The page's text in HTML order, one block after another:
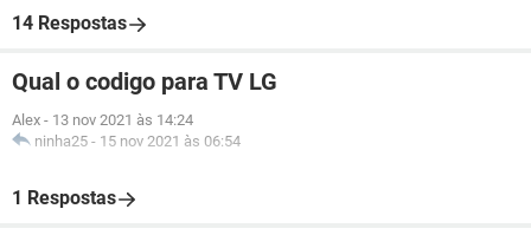
14 Respostas
Qual o codigo para TV LG
Alex - 13 nov 2021 às 14:24
ninha25 - 15 nov 2021 às 06:54
1 Respostas